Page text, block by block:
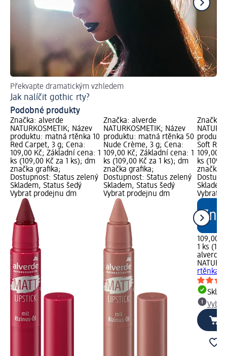
Překvapte dramatickým vzhledem
Jak nalíčit gothic rty?
Podobné produkty
Značka: alverde
NATURKOSMETIK; Název
produktu: matná rtěnka 10
Red Carpet, 3 g; Cena:
109,00 Kč; Základní cena: 1
ks (109,00 Kč za 1 ks); dm
značka grafika;
Dostupnost: Status zelený
Skladem, Status šedý
Vybrat prodejnu dm
Značka: alverde
NATURKOSMETIK; Název
produktu: matná rtěnka 50
Nude Crème, 3 g; Cena:
109,00 Kč; Základní cena: 1
ks (109,00 Kč za 1 ks); dm
značka grafika;
Dostupnost: Status zelený
Skladem, Status šedý
Vybrat prodejnu dm
Značka:
Soft
109,00
ks
značka
Vybrat
109,00
1 ks
alverde
rtěnka